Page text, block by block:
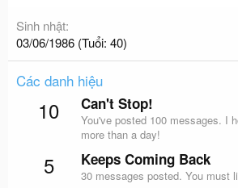
Sinh nhật
03/06/1986 (Tuổi: 40)
Các danh hiệu
10 Can't Stop!
You've posted 100 messages. I
more than a day!
5 Keeps Coming Back
30 messages posted. You must